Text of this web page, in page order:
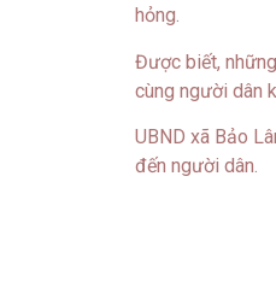
hỏng.
Được biết,
cùng người dân
UBND xã Bảo
đến người dân.